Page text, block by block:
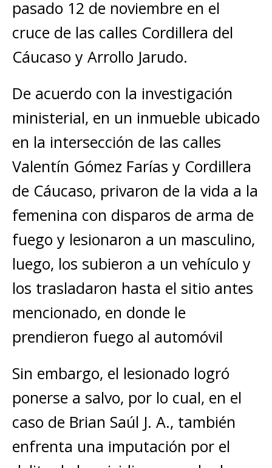
pasado 12 de noviembre en el
cruce de las calles Cordillera del
Cáucaso y Arrollo Jarudo.
De acuerdo con la investigación
ministerial, en un inmueble ubicado
en la intersección de las calles
Valentín Gómez Farías y Cordillera
de Cáucaso, privaron de la vida a la
femenina con disparos de arma de
fuego y lesionaron a un masculino,
luego, los subieron a un vehículo y
los trasladaron hasta el sitio antes
mencionado, en donde le
prendieron fuego al automóvil
Sin embargo, el lesionado logró
ponerse a salvo, por lo cual, en el
caso de Brian Saúl J. A., también
enfrenta una imputación por el